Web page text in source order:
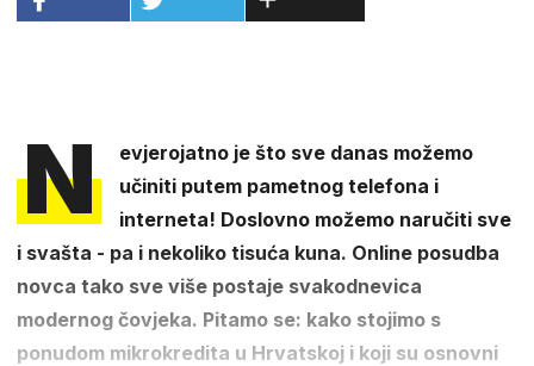
N
evjerojatno je što sve danas možemo
učiniti putem pametnog telefona i
interneta! Doslovno možemo naručiti sve
i svašta - pa i nekoliko tisuća kuna. Online posudba
novca tako sve više postaje svakodnevica
modernog čovjeka. Pitamo se: kako stojimo s
ponudom mikrokredita u Hrvatskoj i koji su osnovni